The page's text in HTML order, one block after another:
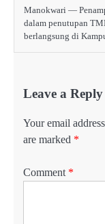
Manokwari —
dalam penutupan
berlangsung di
Leave a Reply
Your email
are marked *
Comment *